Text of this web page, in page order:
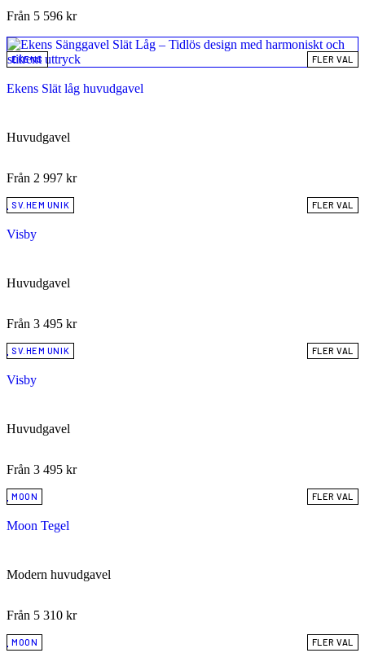
Från 5 596 kr
EKENS FLER VAL
Ekens Slät låg huvudgavel
Huvudgavel
Från 2 997 kr
SV.HEM UNIK FLER VAL
Visby
Huvudgavel
Från 3 495 kr
SV.HEM UNIK FLER VAL
Visby
Huvudgavel
Från 3 495 kr
MOON FLER VAL
Moon Tegel
Modern huvudgavel
Från 5 310 kr
MOON FLER VAL